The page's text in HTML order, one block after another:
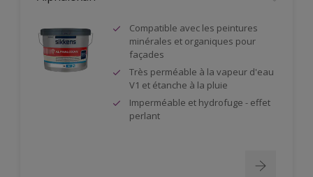
Compatible avec les peintures
minérales et organiques pour
façades
Très perméable à la vapeur d'eau
V1 et étanche à la pluie
Imperméable et hydrofuge - effet
perlant